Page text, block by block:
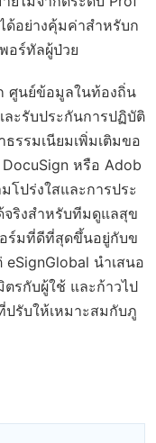
ด้อย่างคุ้มค่าสำหรับก
อร์ทัลผู้ป่วย
ศูนย์ข้อมูลในท้องถิ่น
ะรับประกันการปฏิบัติ
รรมเนียมเพิ่มเติมขอ
หรือ Adob
โปร่งใสและการประ
จริงสำหรับทีมดูแลสุข
ร์มที่ดีที่สุดขึ้นอยู่กับข
นำเสนอ
ตรกับผู้ใช้ และก้าวไป
รับให้เหมาะสมกับภู